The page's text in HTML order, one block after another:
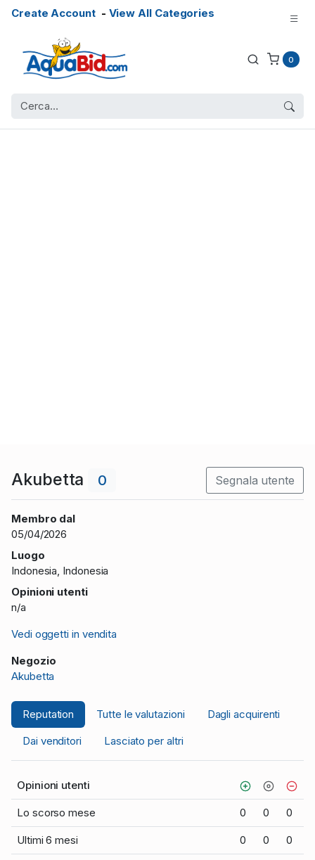
Create Account- View All Categories
0
Akubetta 0 Segnala utente
Membro dal
05/04/2026
Luogo
Indonesia, Indonesia
Opinioni utenti
n/a
Vedi oggetti in vendita
Negozio
Akubetta
Reputation Tutte le valutazioni
Dagli acquirenti
Dai venditori
Lasciato per altri
Opinioni utenti
Lo scorso mese 0 0 0
Ultimi 6 mesi 0 0 0